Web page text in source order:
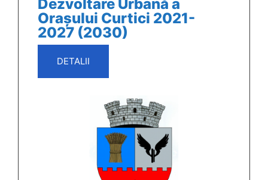
Dezvoltare Urbană a
Orașului Curtici 2021-
2027 (2030)
DETALII